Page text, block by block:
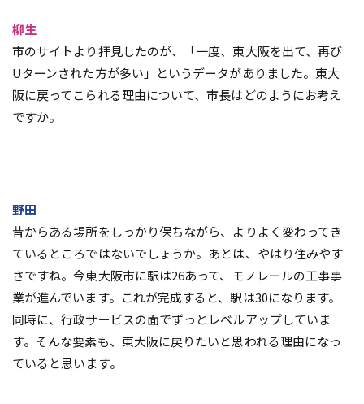
柳生
市のサイトより拝見したのが、「一度、東大阪を出て、再び
Uターンされた方が多い」というデータがありました。東大
阪に戻ってこられる理由について、市長はどのようにお考え
ですか。
野田
昔からある場所をしっかり保ちながら、よりよく変わってき
ているところではないでしょうか。あとは、やはり住みやす
さですね。今東大阪市に駅は26あって、モノレールの工事事
業が進んでいます。これが完成すると、駅は30になります。
同時に、行政サービスの面でずっとレベルアップしていま
す。そんな要素も、東大阪に戻りたいと思われる理由になっ
ていると思います。